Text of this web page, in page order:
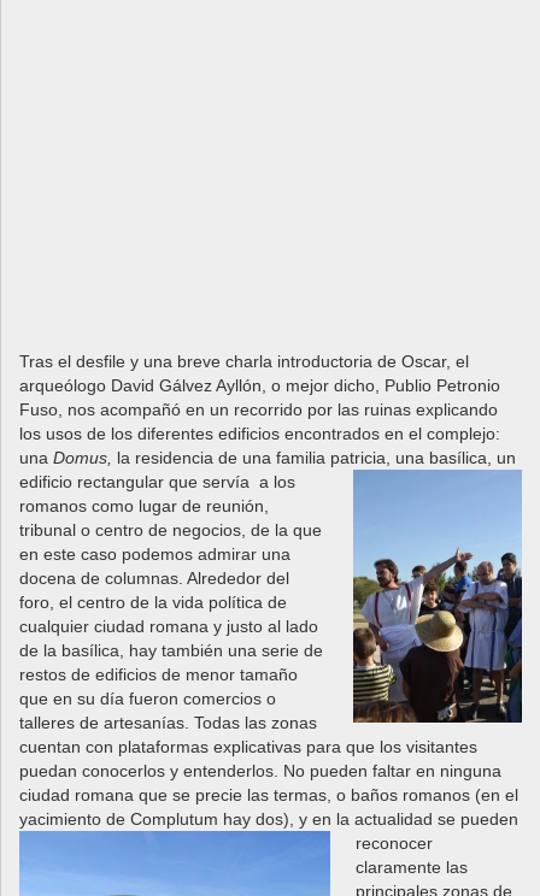
Tras el desfile y una breve charla introductoria de Oscar, el
arqueólogo David Gálvez Ayllón, o mejor dicho, Publio Petronio
Fuso, nos acompañó en un recorrido por las ruinas explicando
los usos de los diferentes edificios encontrados en el complejo:
una Domus, la residencia de una familia patricia, una basílica, un
edificio rectangular que servía a los
romanos como lugar de reunión,
tribunal o centro de negocios, de la que
en este caso podemos admirar una
docena de columnas. Alrededor del
foro, el centro de la vida política de
cualquier ciudad romana y justo al lado
de la basílica, hay también una serie de
restos de edificios de menor tamaño
que en su día fueron comercios o
talleres de artesanías. Todas las zonas
cuentan con plataformas explicativas para que los visitantes
puedan conocerlos y entenderlos. No pueden faltar en ninguna
ciudad romana que se precie las termas, o baños romanos (en el
yacimiento de Complutum hay dos), y en la actualidad se pueden
reconocer
claramente las
principales zonas de